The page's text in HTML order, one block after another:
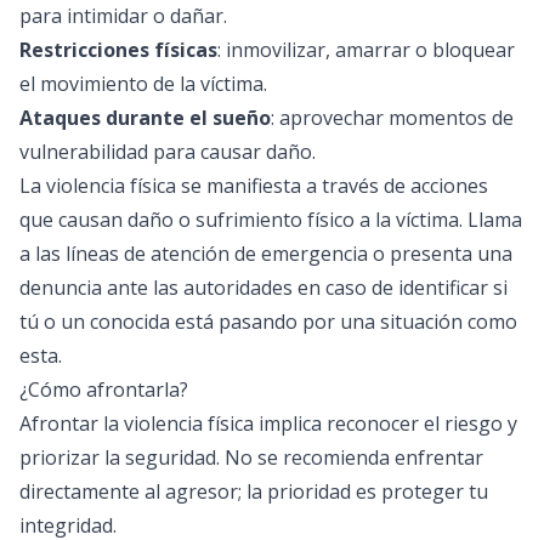
para intimidar o dañar.
Restricciones físicas: inmovilizar, amarrar o bloquear
el movimiento de la víctima.
Ataques durante el sueño: aprovechar momentos de
vulnerabilidad para causar daño.
La violencia física se manifiesta a través de acciones
que causan daño o sufrimiento físico a la víctima. Llama
a las líneas de atención de emergencia o presenta una
denuncia ante las autoridades en caso de identificar si
tú o un conocida está pasando por una situación como
esta.
¿Cómo afrontarla?
Afrontar la violencia física implica reconocer el riesgo y
priorizar la seguridad. No se recomienda enfrentar
directamente al agresor; la prioridad es proteger tu
integridad.